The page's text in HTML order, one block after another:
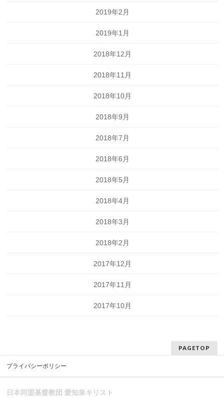
2019年2月
2019年1月
2018年12月
2018年11月
2018年10月
2018年9月
2018年7月
2018年6月
2018年5月
2018年4月
2018年3月
2018年2月
2017年12月
2017年11月
2017年10月
PAGETOP
プライバシーポリシー
日本同盟基督教団 愛知泉キリスト